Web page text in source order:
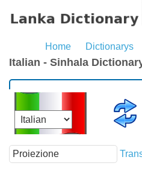
Home Dictionarys
Italian - Sinhala